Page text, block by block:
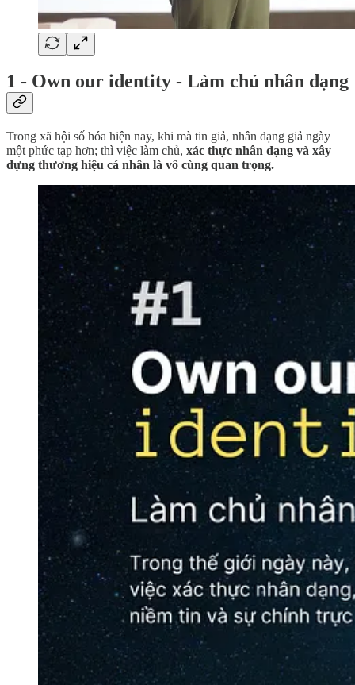
1 - Own our identity - Làm chủ nhân dạng
Trong xã hội số hóa hiện nay, khi mà tin giả, nhân dạng giả ngày
một phức tạp hơn; thì việc làm chủ, xác thực nhân dạng và xây
dựng thương hiệu cá nhân là vô cùng quan trọng.